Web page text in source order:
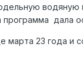
водяную
дала
23 года и